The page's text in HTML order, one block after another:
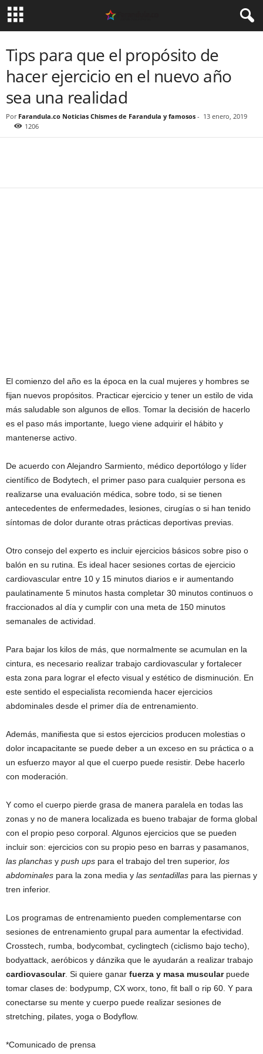
Tips para que el propósito de
hacer ejercicio en el nuevo año
sea una realidad
Por Farandula.co Noticias Chismes de Farandula y famosos - 13 enero, 2019
1206
El comienzo del año es la época en la cual mujeres y hombres se
fijan nuevos propósitos. Practicar ejercicio y tener un estilo de vida
más saludable son algunos de ellos. Tomar la decisión de hacerlo
es el paso más importante, luego viene adquirir el hábito y
mantenerse activo.
De acuerdo con Alejandro Sarmiento, médico deportólogo y líder
científico de Bodytech, el primer paso para cualquier persona es
realizarse una evaluación médica, sobre todo, si se tienen
antecedentes de enfermedades, lesiones, cirugías o si han tenido
síntomas de dolor durante otras prácticas deportivas previas.
Otro consejo del experto es incluir ejercicios básicos sobre piso o
balón en su rutina. Es ideal hacer sesiones cortas de ejercicio
cardiovascular entre 10 y 15 minutos diarios e ir aumentando
paulatinamente 5 minutos hasta completar 30 minutos continuos o
fraccionados al día y cumplir con una meta de 150 minutos
semanales de actividad.
Para bajar los kilos de más, que normalmente se acumulan en la
cintura, es necesario realizar trabajo cardiovascular y fortalecer
esta zona para lograr el efecto visual y estético de disminución. En
este sentido el especialista recomienda hacer ejercicios
abdominales desde el primer día de entrenamiento.
Además, manifiesta que si estos ejercicios producen molestias o
dolor incapacitante se puede deber a un exceso en su práctica o a
un esfuerzo mayor al que el cuerpo puede resistir. Debe hacerlo
con moderación.
Y como el cuerpo pierde grasa de manera paralela en todas las
zonas y no de manera localizada es bueno trabajar de forma global
con el propio peso corporal. Algunos ejercicios que se pueden
incluir son: ejercicios con su propio peso en barras y pasamanos,
las planchas y push ups para el trabajo del tren superior, los
abdominales para la zona media y las sentadillas para las piernas y
tren inferior.
Los programas de entrenamiento pueden complementarse con
sesiones de entrenamiento grupal para aumentar la efectividad.
Crosstech, rumba, bodycombat, cyclingtech (ciclismo bajo techo),
bodyattack, aeróbicos y dánzika que le ayudarán a realizar trabajo
cardiovascular. Si quiere ganar fuerza y masa muscular puede
tomar clases de: bodypump, CX worx, tono, fit ball o rip 60. Y para
conectarse su mente y cuerpo puede realizar sesiones de
stretching, pilates, yoga o Bodyflow.
*Comunicado de prensa